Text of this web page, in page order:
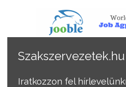
Iratkozzon fel